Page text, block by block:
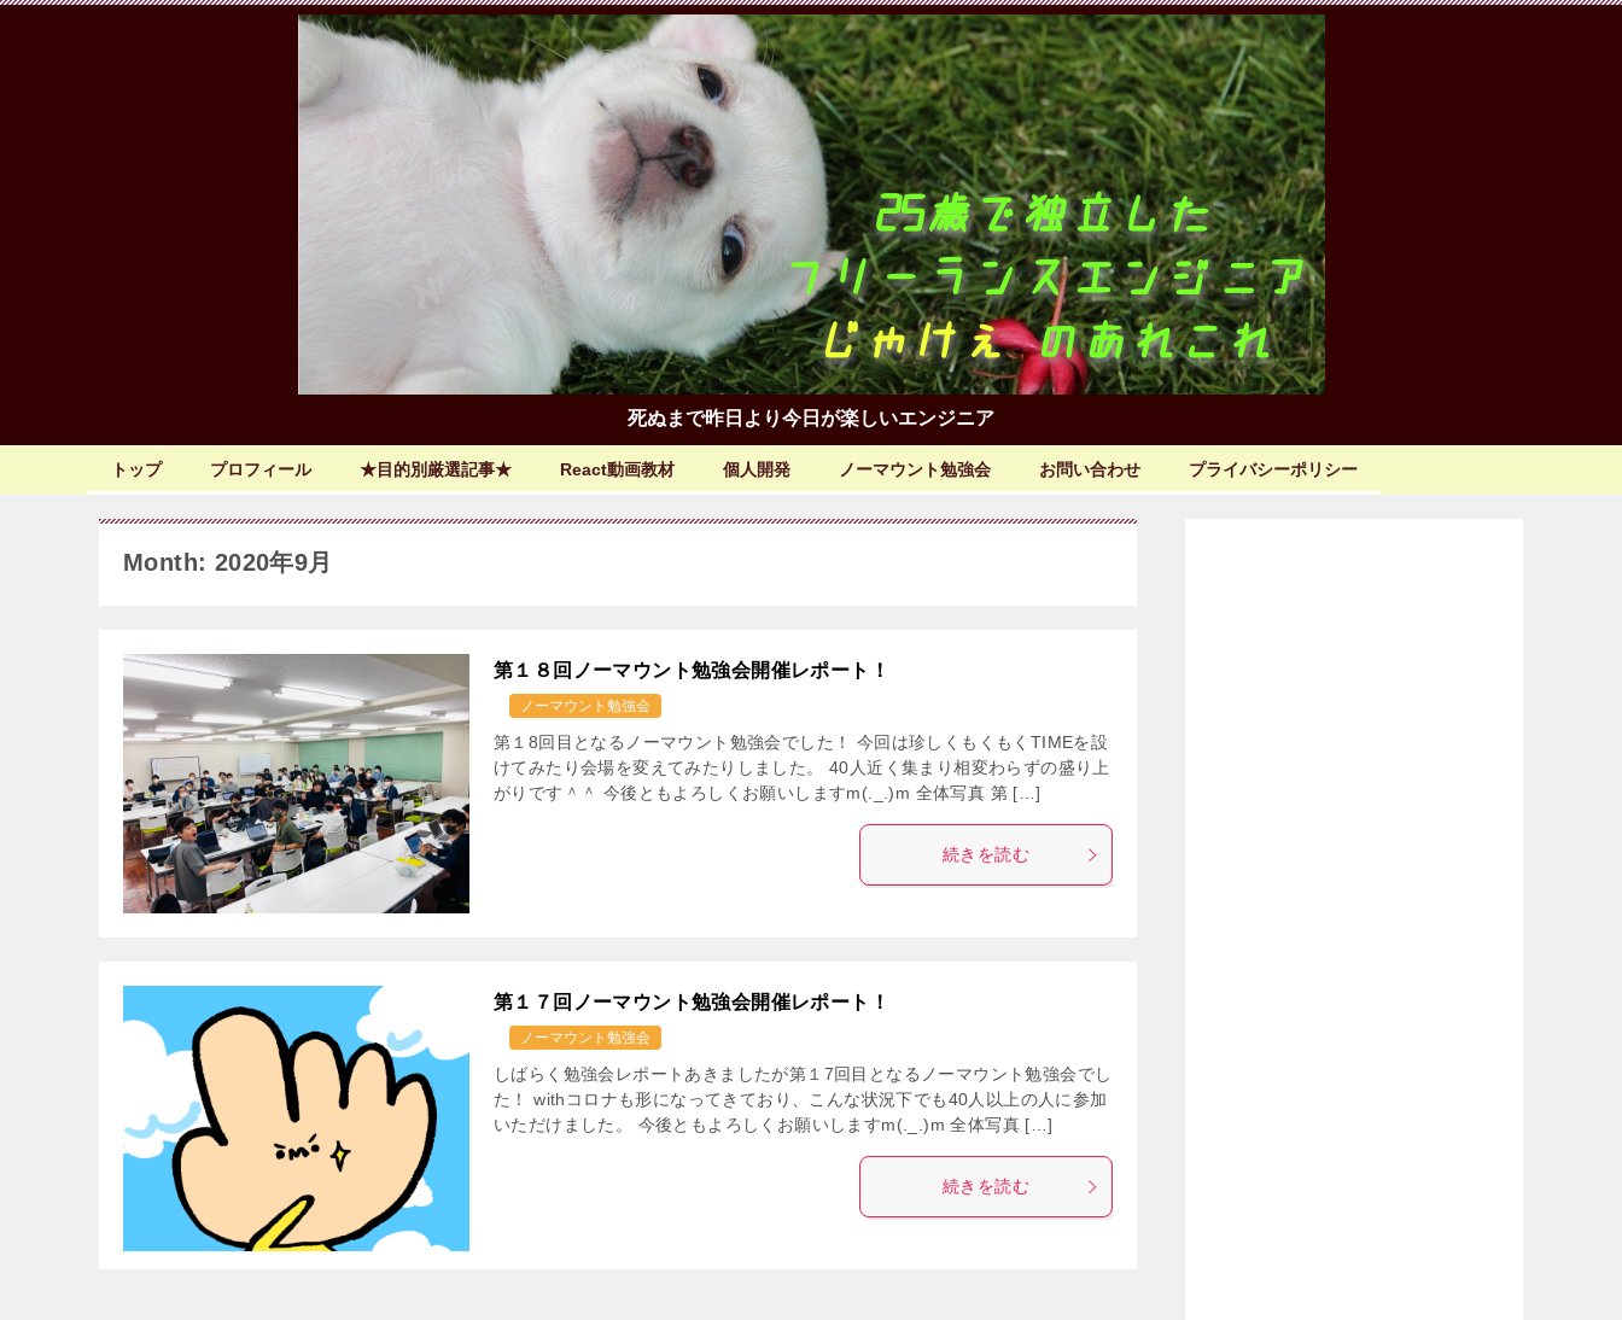
死ぬまで昨日より今日が楽しいエンジニア
トップ プロフィール ★目的別厳選記事★ React動画教材 個人開発 ノーマウント勉強会 お問い合わせ プライバシーポリシー
Month: 2020年9月
第１８回ノーマウント勉強会開催レポート！
ノーマウント勉強会
第１8回目となるノーマウント勉強会でした！ 今回は珍しくもくもくTIMEを設
けてみたり会場を変えてみたりしました。 40人近く集まり相変わらずの盛り上
がりです＾＾ 今後ともよろしくお願いしますm(._.)m 全体写真 第 […]
続きを読む
第１７回ノーマウント勉強会開催レポート！
ノーマウント勉強会
しばらく勉強会レポートあきましたが第１7回目となるノーマウント勉強会でし
た！ withコロナも形になってきており、こんな状況下でも40人以上の人に参加
いただけました。 今後ともよろしくお願いしますm(._.)m 全体写真 […]
続きを読む